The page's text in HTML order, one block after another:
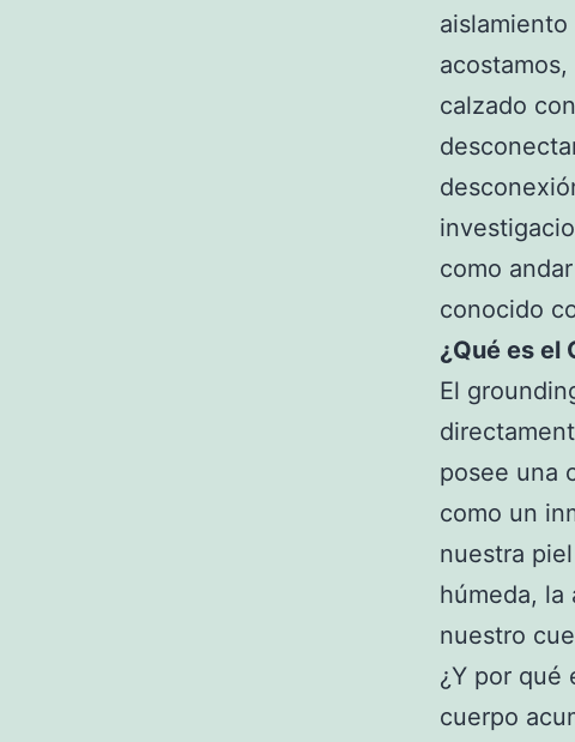
calzado
como
conocido
¿Qué es el
El
posee una
como un
nuestra
húmeda, la
nuestro
¿Y por qué
cuerpo